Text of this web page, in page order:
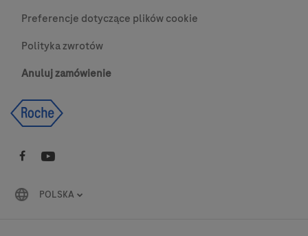
Preferencje dotyczące plików cookie
Polityka zwrotów
Anuluj zamówienie
POLSKA